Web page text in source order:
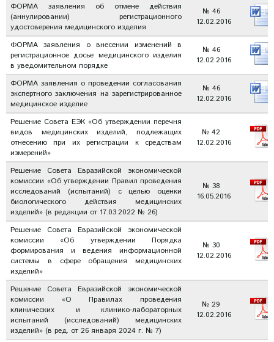
ФОРМА заявления об отмене действия
(аннулировании) регистрационного
удостоверения медицинского изделия
№ 46
12.02.2016
ФОРМА заявления о внесении изменений в
регистрационное досье медицинского изделия
в уведомительном порядке
№ 46
12.02.2016
ФОРМА заявления о проведении согласования
экспертного заключения на зарегистрированное
медицинское изделие
№ 46
12.02.2016
Решение Совета ЕЭК «Об утверждении перечня
видов медицинских изделий, подлежащих
отнесению при их регистрации к средствам
измерений»
№ 42
12.02.2016
Решение Совета Евразийской экономической
комиссии «Об утверждении Правил проведения
исследований (испытаний) с целью оценки
биологического действия медицинских
изделий» (в редакции от 17.03.2022 № 26)
№ 38
16.05.2016
Решение Совета Евразийской экономической
комиссии «Об утверждении Порядка
формирования и ведения информационной
системы в сфере обращения медицинских
изделий»
№ 30
12.02.2016
Решение Совета Евразийской экономической
комиссии «О Правилах проведения
клинических и клинико-лабораторных
испытаний (исследований) медицинских
изделий» (в ред. от 26 января 2024 г. № 7)
№ 29
12.02.2016